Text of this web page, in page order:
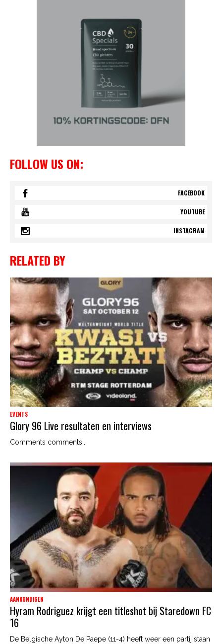
FOLLOW US ON:
FACEBOOK
YOUTUBE
INSTAGRAM
RELATED BY
EVENTS
Glory 96 Live resultaten en interviews
Comments comments...
AANKONDIGEN
Hyram Rodriguez krijgt een titleshot bij Staredown FC
16
De Belgische Ayton De Paepe (11-4) heeft weer een partij staan